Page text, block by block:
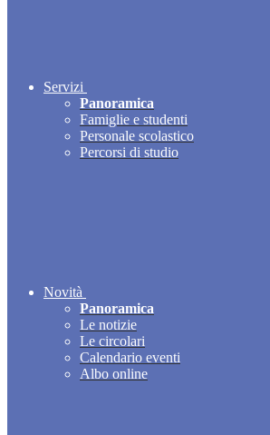
Servizi
Panoramica
Famiglie e studenti
Personale scolastico
Percorsi di studio
Novità
Panoramica
Le notizie
Le circolari
Calendario eventi
Albo online